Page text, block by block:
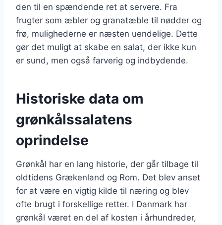
den til en spændende ret at servere. Fra
frugter som æbler og granatæble til nødder og
frø, mulighederne er næsten uendelige. Dette
gør det muligt at skabe en salat, der ikke kun
er sund, men også farverig og indbydende.
Historiske data om
grønkålssalatens
oprindelse
Grønkål har en lang historie, der går tilbage til
oldtidens Grækenland og Rom. Det blev anset
for at være en vigtig kilde til næring og blev
ofte brugt i forskellige retter. I Danmark har
grønkål været en del af kosten i århundreder,